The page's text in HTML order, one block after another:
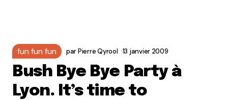
fun fun fun parPierre Qyrool 13 janvier 2009
Bush Bye Bye Party à
Lyon. It’s time to